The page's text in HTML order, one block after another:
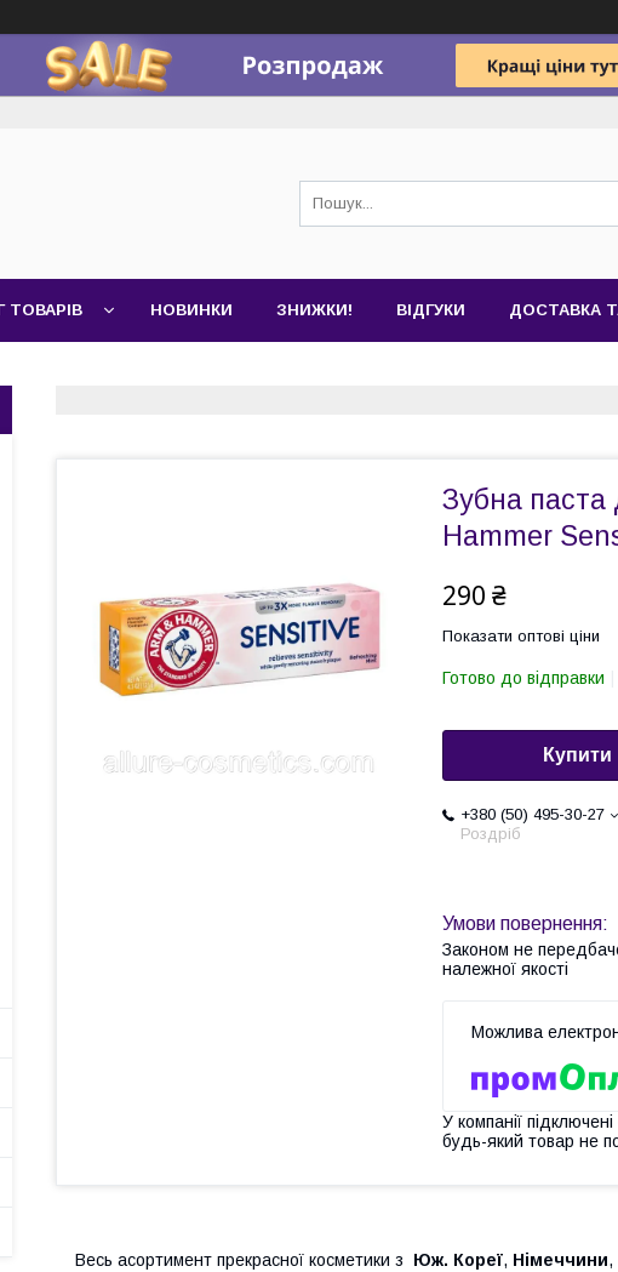
ТОВАРІВ НОВИНКИ ЗНИЖКИ! ВІДГУКИ ДОСТАВКА
Зубна паста
Hammer
290 ₴
Показати оптові ціни
Готово до відправки
Купити
+380 (50) 495-30-27
Роздріб
Законом не
належної якості
У компанії
будь-який товар не
Весь асортимент прекрасної косметики з Юж. Кореї, Німеччини,